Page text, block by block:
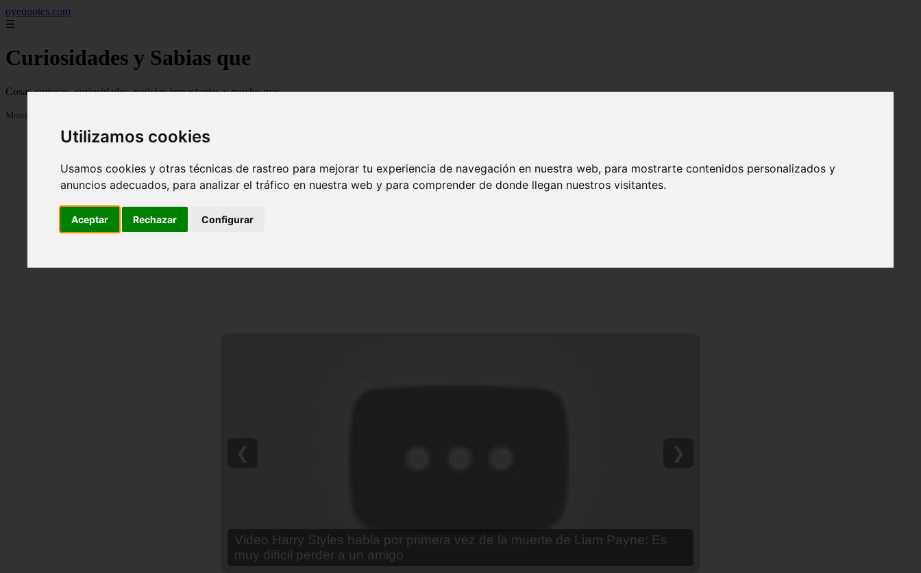
Utilizamos cookies
Usamos cookies y otras técnicas de rastreo para mejorar tu experiencia de navegación en nuestra web, para mostrarte contenidos personalizados y
anuncios adecuados, para analizar el tráfico en nuestra web y para comprender de donde llegan nuestros visitantes.
Aceptar Rechazar Configurar
oyequotes.com
☰
Curiosidades y Sabias que
Cosas curiosas, curiosidades, noticias impactantes y mucho mas
Mostrando 1 - 24 de 2838 artículos
Video Ana Brenda Contreras y la firme promesa que le hizo a su hija Aria
❮ ❯